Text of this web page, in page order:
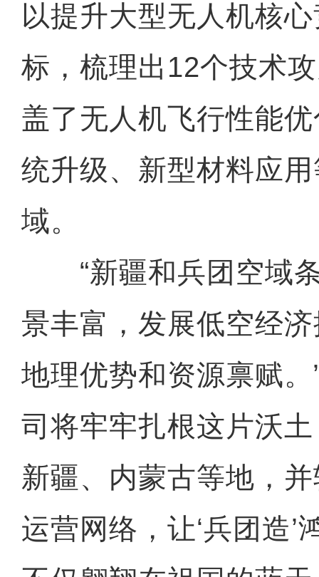
以提升大型无人机核
标，梳理出12个技术
盖了无人机飞行性能
统升级、新型材料应
域。
“新疆和兵团空域条
景丰富，发展低空经
地理优势和资源禀赋。
司将牢牢扎根这片沃
新疆、内蒙古等地，
运营网络，让‘兵团造’